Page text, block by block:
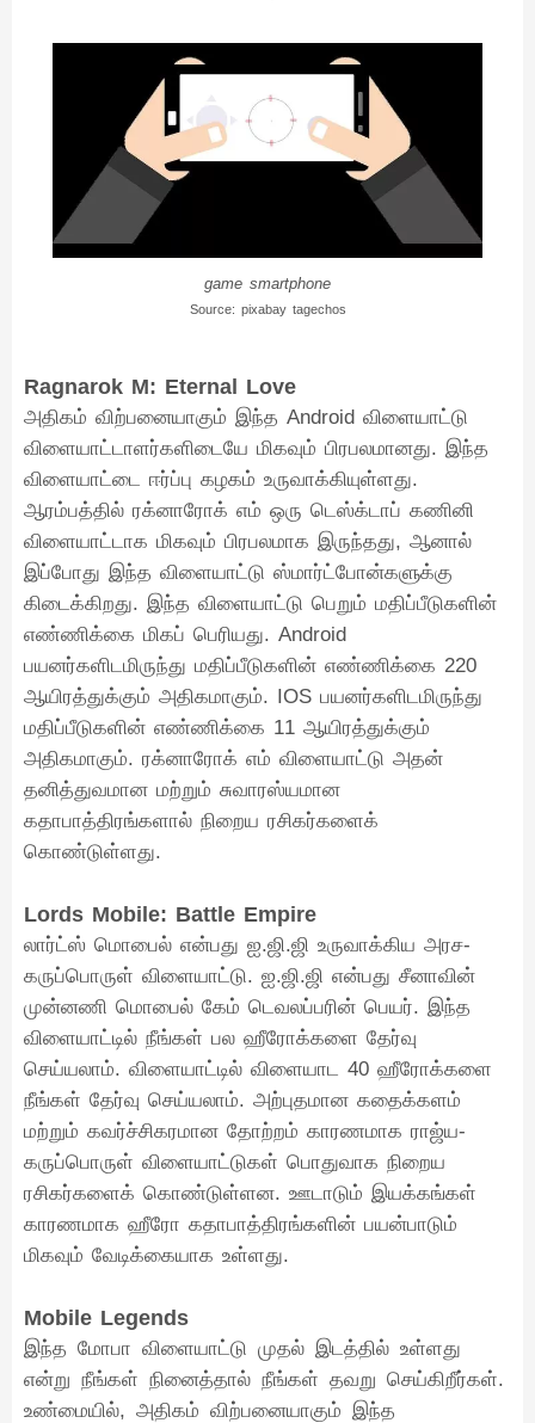
game smartphone
Source: pixabay tagechos
Ragnarok M: Eternal Love
அதிகம் விற்பனையாகும் இந்த Android விளையாட்டு
விளையாட்டாளர்களிடையே மிகவும் பிரபலமானது. இந்த
விளையாட்டை ஈர்ப்பு கழகம் உருவாக்கியுள்ளது.
ஆரம்பத்தில் ரக்னாரோக் எம் ஒரு டெஸ்க்டாப் கணினி
விளையாட்டாக மிகவும் பிரபலமாக இருந்தது, ஆனால்
இப்போது இந்த விளையாட்டு ஸ்மார்ட்போன்களுக்கு
கிடைக்கிறது. இந்த விளையாட்டு பெறும் மதிப்பீடுகளின்
எண்ணிக்கை மிகப் பெரியது. Android
பயனர்களிடமிருந்து மதிப்பீடுகளின் எண்ணிக்கை 220
ஆயிரத்துக்கும் அதிகமாகும். IOS பயனர்களிடமிருந்து
மதிப்பீடுகளின் எண்ணிக்கை 11 ஆயிரத்துக்கும்
அதிகமாகும். ரக்னாரோக் எம் விளையாட்டு அதன்
தனித்துவமான மற்றும் சுவாரஸ்யமான
கதாபாத்திரங்களால் நிறைய ரசிகர்களைக்
கொண்டுள்ளது.
Lords Mobile: Battle Empire
லார்ட்ஸ் மொபைல் என்பது ஐ.ஜி.ஜி உருவாக்கிய அரச-
கருப்பொருள் விளையாட்டு. ஐ.ஜி.ஜி என்பது சீனாவின்
முன்னணி மொபைல் கேம் டெவலப்பரின் பெயர். இந்த
விளையாட்டில் நீங்கள் பல ஹீரோக்களை தேர்வு
செய்யலாம். விளையாட்டில் விளையாட 40 ஹீரோக்களை
நீங்கள் தேர்வு செய்யலாம். அற்புதமான கதைக்களம்
மற்றும் கவர்ச்சிகரமான தோற்றம் காரணமாக ராஜ்ய-
கருப்பொருள் விளையாட்டுகள் பொதுவாக நிறைய
ரசிகர்களைக் கொண்டுள்ளன. ஊடாடும் இயக்கங்கள்
காரணமாக ஹீரோ கதாபாத்திரங்களின் பயன்பாடும்
மிகவும் வேடிக்கையாக உள்ளது.
Mobile Legends
இந்த மோபா விளையாட்டு முதல் இடத்தில் உள்ளது
என்று நீங்கள் நினைத்தால் நீங்கள் தவறு செய்கிறீர்கள்.
உண்மையில், அதிகம் விற்பனையாகும் இந்த